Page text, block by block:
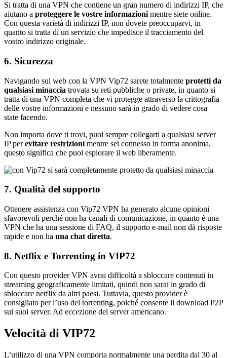
Si tratta di una VPN che contiene un gran numero di indirizzi IP, che
aiutano a proteggere le vostre informazioni mentre siete online.
Con questa varietà di indirizzi IP, non dovete preoccuparvi, in
quanto si tratta di un servizio che impedisce il tracciamento del
vostro indirizzo originale.
6. Sicurezza
Navigando sul web con la VPN Vip72 sarete totalmente protetti da
qualsiasi minaccia trovata su reti pubbliche o private, in quanto si
tratta di una VPN completa che vi protegge attraverso la crittografia
delle vostre informazioni e nessuno sarà in grado di vedere cosa
state facendo.
Non importa dove ti trovi, puoi sempre collegarti a qualsiasi server
IP perevitare restrizioni mentre sei connesso in forma anonima,
questo significa che puoi esplorare il web liberamente.
7. Qualità del supporto
Ottenere assistenza con Vip72 VPN ha generato alcune opinioni
sfavorevoli perché non ha canali di comunicazione, in quanto è una
VPN che ha una sessione di FAQ, il supporto e-mail non dà risposte
rapide e non ha una chat diretta.
8. Netflix e Torrenting in VIP72
Con questo provider VPN avrai difficoltà a sbloccare contenuti in
streaming geograficamente limitati, quindi non sarai in grado di
sbloccare netflix da altri paesi. Tuttavia, questo provider è
consigliato per l’uso del torrenting, poiché consente il download P2P
sui suoi server. Ad eccezione del server americano.
Velocità di VIP72
L’utilizzo di una VPN comporta normalmente una perdita dal 30 al